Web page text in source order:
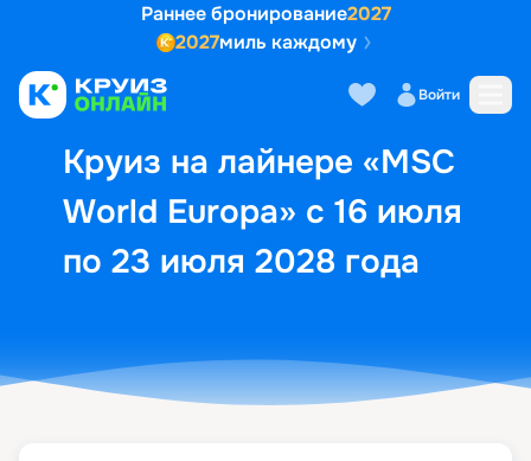
Раннее бронирование2027
2027миль каждому
Войти
Круиз на лайнере «MSC
World Europa» с 16 июля
по 23 июля 2028 года
Выбор кают Маршрут и